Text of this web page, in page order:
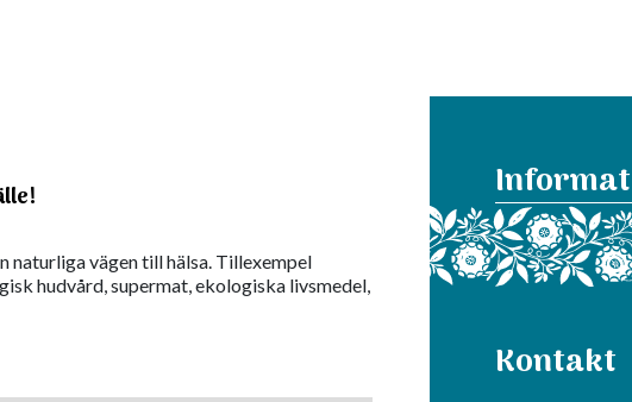
vägen till hälsa. Tillexempel
hudvård, supermat, ekologiska livsmedel,
Kontakt